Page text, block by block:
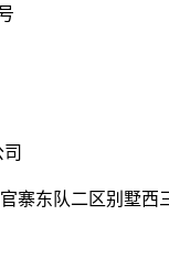
寨东队二区别墅西